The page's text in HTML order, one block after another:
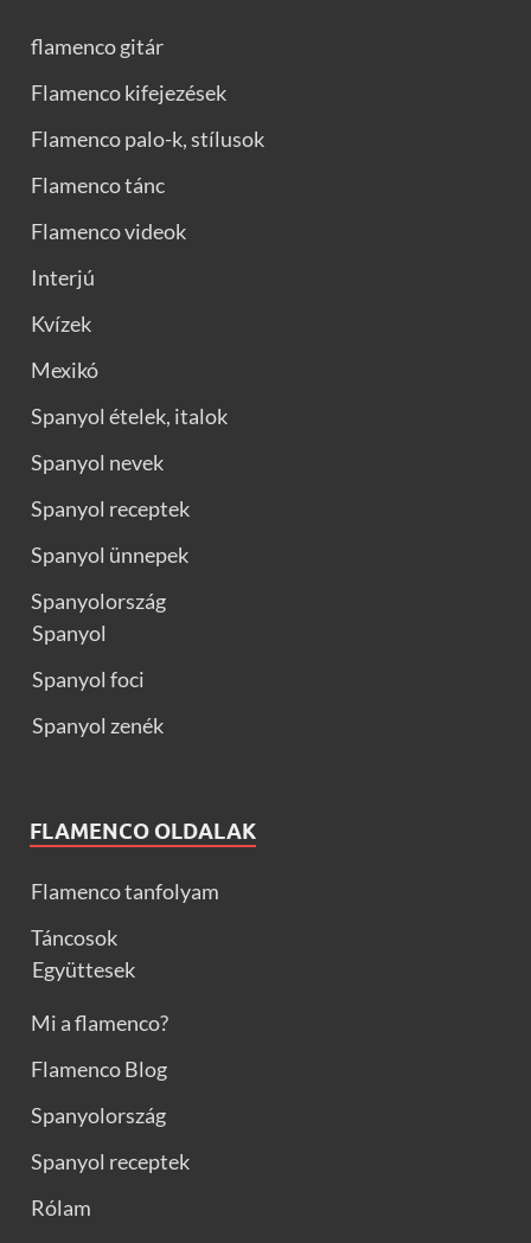
flamenco gitár
Flamenco kifejezések
Flamenco palo-k, stílusok
Flamenco tánc
Flamenco videok
Interjú
Kvízek
Mexikó
Spanyol ételek, italok
Spanyol nevek
Spanyol receptek
Spanyol ünnepek
Spanyolország
Spanyol
Spanyol foci
Spanyol zenék
FLAMENCO OLDALAK
Flamenco tanfolyam
Táncosok
Együttesek
Mi a flamenco?
Flamenco Blog
Spanyolország
Spanyol receptek
Rólam